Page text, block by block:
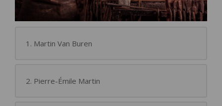
1. Martin Van Buren
2. Pierre-Émile Martin